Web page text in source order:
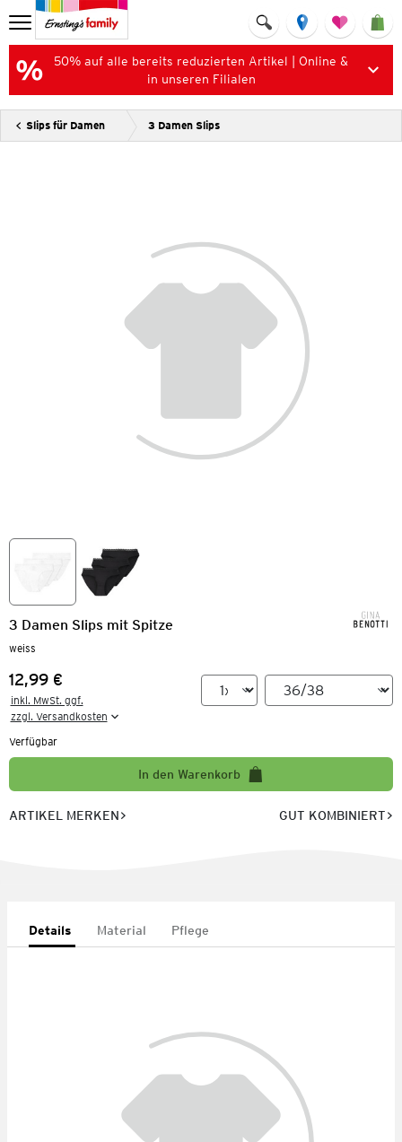
50% auf alle bereits reduzierten Artikel | Online &
in unseren Filialen
Slips für Damen 3 Damen Slips
3 Damen Slips mit Spitze
weiss
Preis:
12,99 €
inkl. MwSt. ggf.
zzgl. Versandkosten
Verfügbar
In den Warenkorb
ARTIKEL MERKEN GUT KOMBINIERT
Details Material Pflege